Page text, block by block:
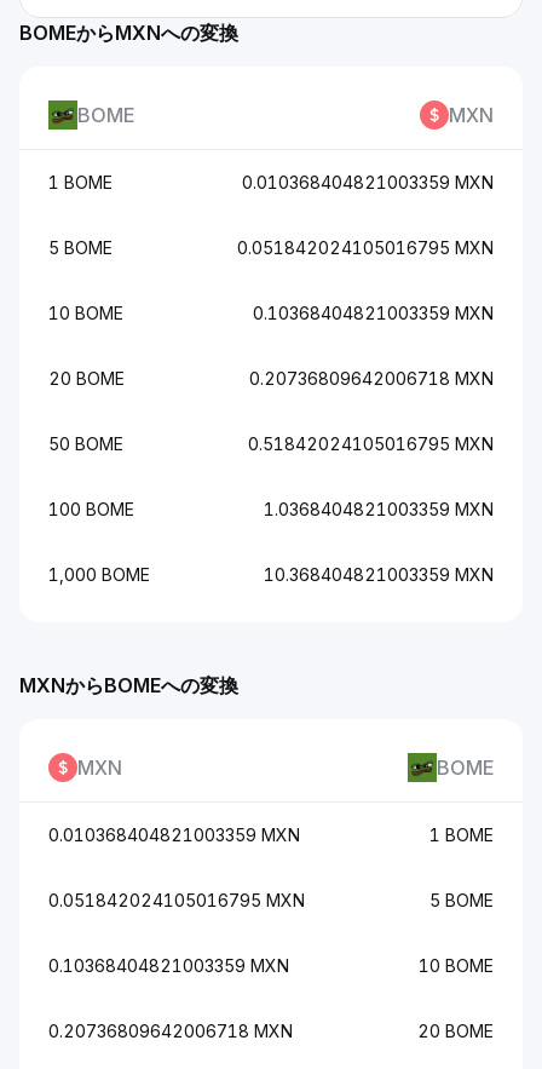
BOMEからMXNへの変換
BOME MXN
1 BOME 0.010368404821003359 MXN
5 BOME 0.051842024105016795 MXN
10 BOME 0.10368404821003359 MXN
20 BOME 0.20736809642006718 MXN
50 BOME 0.51842024105016795 MXN
100 BOME 1.0368404821003359 MXN
1,000 BOME 10.368404821003359 MXN
MXNからBOMEへの変換
MXN BOME
0.010368404821003359 MXN 1 BOME
0.051842024105016795 MXN 5 BOME
0.10368404821003359 MXN 10 BOME
0.20736809642006718 MXN 20 BOME